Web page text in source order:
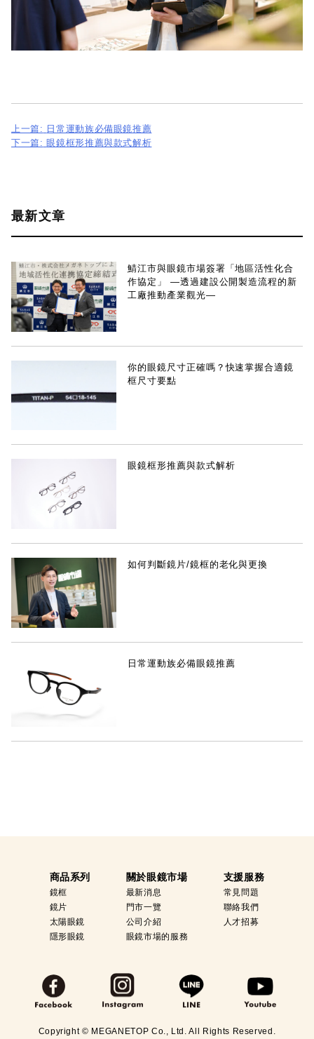
投
ゲ
ー
シ
ョ
ン
上一篇: 日常運動族必備眼鏡推薦
下一篇: 眼鏡框形推薦與款式解析
最新文章
鯖江市與眼鏡市場簽署「地區活性化合
作協定」 —透過建設公開製造流程的新
工廠推動產業觀光—
你的眼鏡尺寸正確嗎？快速掌握合適鏡
框尺寸要點
眼鏡框形推薦與款式解析
如何判斷鏡片/鏡框的老化與更換
日常運動族必備眼鏡推薦
商品系列
鏡框
鏡片
太陽眼鏡
隱形眼鏡
關於眼鏡市場
最新消息
門市一覽
公司介紹
眼鏡市場的服務
支援服務
常見問題
聯絡我們
人才招募
Copyright © MEGANETOP Co., Ltd. All Rights Reserved.